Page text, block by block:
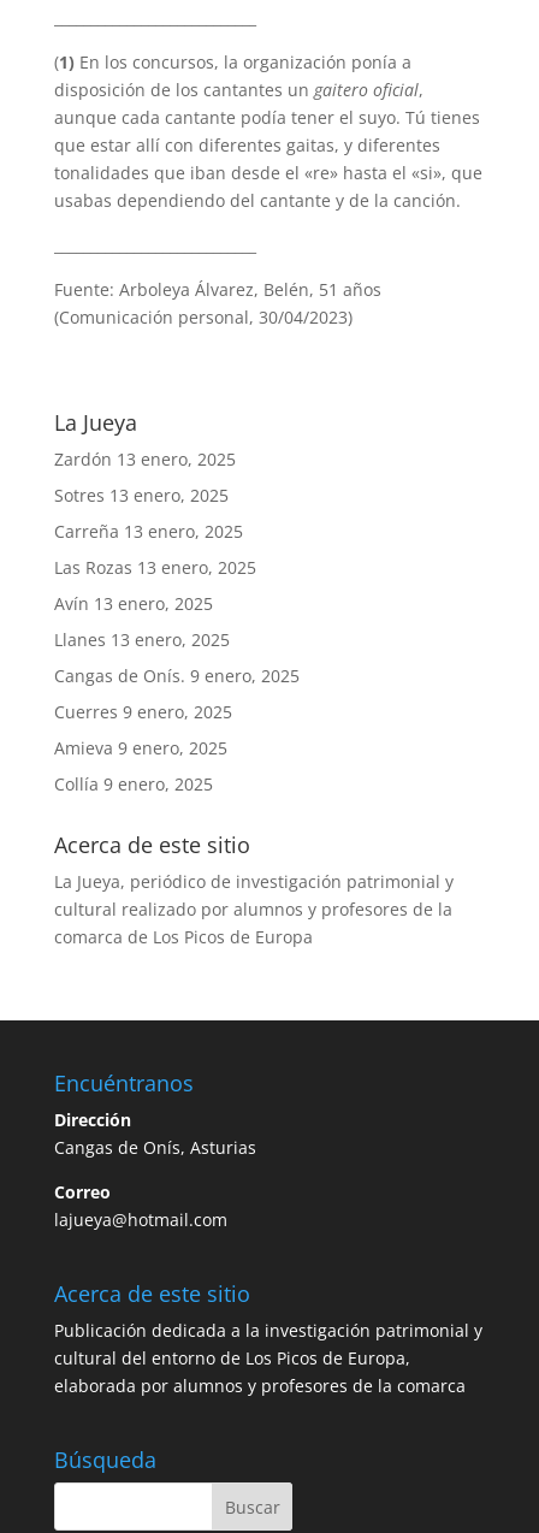
(1) En los concursos, la organización ponía a
disposición de los cantantes un gaitero oficial,
aunque cada cantante podía tener el suyo. Tú tienes
que estar allí con diferentes gaitas, y diferentes
tonalidades que iban desde el «re» hasta el «si», que
usabas dependiendo del cantante y de la canción.
Fuente: Arboleya Álvarez, Belén, 51 años
(Comunicación personal, 30/04/2023)
La Jueya
Zardón 13 enero, 2025
Sotres 13 enero, 2025
Carreña 13 enero, 2025
Las Rozas 13 enero, 2025
Avín 13 enero, 2025
Llanes 13 enero, 2025
Cangas de Onís. 9 enero, 2025
Cuerres 9 enero, 2025
Amieva 9 enero, 2025
Collía 9 enero, 2025
Acerca de este sitio
La Jueya, periódico de investigación patrimonial y
cultural realizado por alumnos y profesores de la
comarca de Los Picos de Europa
Encuéntranos
Dirección
Cangas de Onís, Asturias
Correo
lajueya@hotmail.com
Acerca de este sitio
Publicación dedicada a la investigación patrimonial y
cultural del entorno de Los Picos de Europa,
elaborada por alumnos y profesores de la comarca
Búsqueda